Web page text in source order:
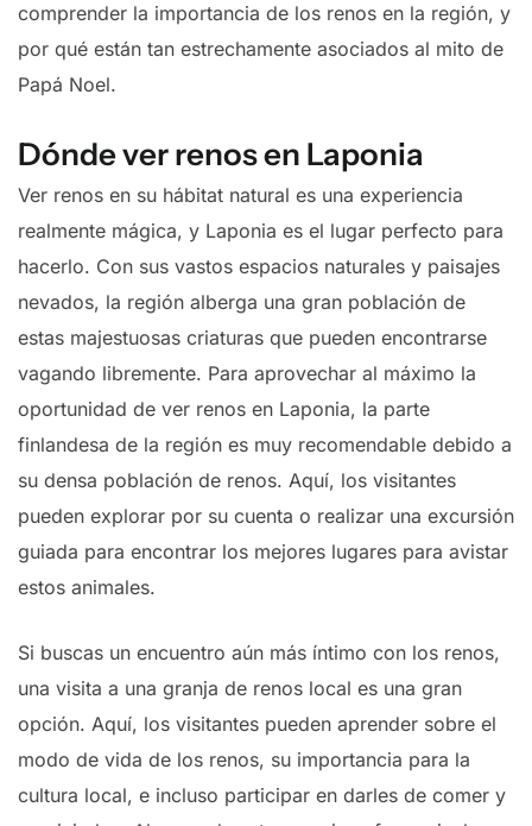
comprender la importancia de los renos en la región, y
por qué están tan estrechamente asociados al mito de
Papá Noel.
Dónde ver renos en Laponia
Ver renos en su hábitat natural es una experiencia
realmente mágica, y Laponia es el lugar perfecto para
hacerlo. Con sus vastos espacios naturales y paisajes
nevados, la región alberga una gran población de
estas majestuosas criaturas que pueden encontrarse
vagando libremente. Para aprovechar al máximo la
oportunidad de ver renos en Laponia, la parte
finlandesa de la región es muy recomendable debido a
su densa población de renos. Aquí, los visitantes
pueden explorar por su cuenta o realizar una excursión
guiada para encontrar los mejores lugares para avistar
estos animales.
Si buscas un encuentro aún más íntimo con los renos,
una visita a una granja de renos local es una gran
opción. Aquí, los visitantes pueden aprender sobre el
modo de vida de los renos, su importancia para la
cultura local, e incluso participar en darles de comer y